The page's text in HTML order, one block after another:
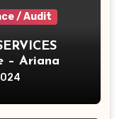
/ Audit
– Ariana